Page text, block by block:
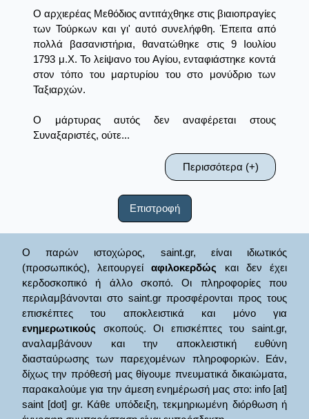
Ο αρχιερέας Μεθόδιος αντιτάχθηκε στις βιαιοπραγίες
των Τούρκων και γι' αυτό συνελήφθη. Έπειτα από
πολλά βασανιστήρια, θανατώθηκε στις 9 Ιουλίου
1793 μ.Χ. Το λείψανο του Αγίου, ενταφιάστηκε κοντά
στον τόπο του μαρτυρίου του στο μονύδριο των
Ταξιαρχών.
Ο μάρτυρας αυτός δεν αναφέρεται στους
Συναξαριστές, ούτε...
Περισσότερα (+)
Επιστροφή
Ο παρών ιστοχώρος, saint.gr, είναι ιδιωτικός
(προσωπικός), λειτουργείαφιλοκερδώς και δεν έχει
κερδοσκοπικό ή άλλο σκοπό. Οι πληροφορίες που
περιλαμβάνονται στο saint.gr προσφέρονται προς τους
επισκέπτες του αποκλειστικά και μόνο για
ενημερωτικούς σκοπούς. Οι επισκέπτες του saint.gr,
αναλαμβάνουν και την αποκλειστική ευθύνη
διασταύρωσης των παρεχομένων πληροφοριών. Εάν,
δίχως την πρόθεσή μας θίγουμε πνευματικά δικαιώματα,
παρακαλούμε για την άμεση ενημέρωσή μας στο: info [at]
saint [dot] gr. Κάθε υπόδειξη, τεκμηριωμένη διόρθωση ή